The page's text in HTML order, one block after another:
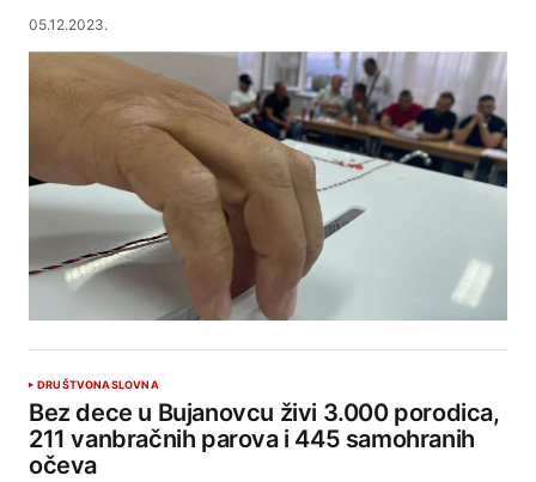
05.12.2023.
DRUŠTVONASLOVNA
Bez dece u Bujanovcu živi 3.000 porodica,
211 vanbračnih parova i 445 samohranih
očeva